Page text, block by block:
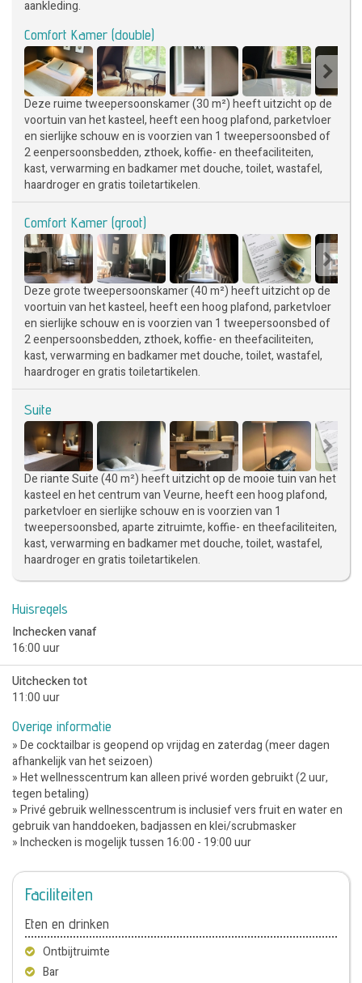
aankleding.
Comfort Kamer (double)
Deze ruime tweepersoonskamer (30 m²) heeft uitzicht op de
voortuin van het kasteel, heeft een hoog plafond, parketvloer
en sierlijke schouw en is voorzien van 1 tweepersoonsbed of
2 eenpersoonsbedden, zthoek, koffie- en theefaciliteiten,
kast, verwarming en badkamer met douche, toilet, wastafel,
haardroger en gratis toiletartikelen.
Comfort Kamer (groot)
Deze grote tweepersoonskamer (40 m²) heeft uitzicht op de
voortuin van het kasteel, heeft een hoog plafond, parketvloer
en sierlijke schouw en is voorzien van 1 tweepersoonsbed of
2 eenpersoonsbedden, zthoek, koffie- en theefaciliteiten,
kast, verwarming en badkamer met douche, toilet, wastafel,
haardroger en gratis toiletartikelen.
Suite
De riante Suite (40 m²) heeft uitzicht op de mooie tuin van het
kasteel en het centrum van Veurne, heeft een hoog plafond,
parketvloer en sierlijke schouw en is voorzien van 1
tweepersoonsbed, aparte zitruimte, koffie- en theefaciliteiten,
kast, verwarming en badkamer met douche, toilet, wastafel,
haardroger en gratis toiletartikelen.
Huisregels
Inchecken vanaf
16:00 uur
Uitchecken tot
11:00 uur
Overige informatie
» De cocktailbar is geopend op vrijdag en zaterdag (meer dagen
afhankelijk van het seizoen)
» Het wellnesscentrum kan alleen privé worden gebruikt (2 uur,
tegen betaling)
» Privé gebruik wellnesscentrum is inclusief vers fruit en water en
gebruik van handdoeken, badjassen en klei/scrubmasker
» Inchecken is mogelijk tussen 16:00 - 19:00 uur
Faciliteiten
Eten en drinken
Ontbijtruimte
Bar